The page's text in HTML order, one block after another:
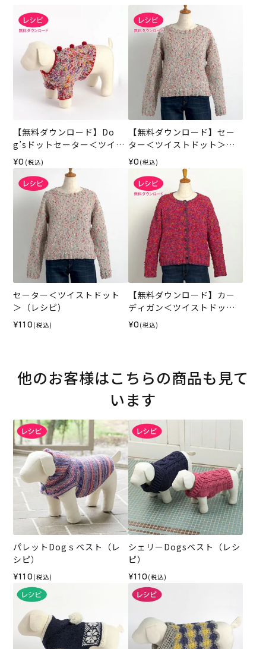
【無料ダウンロード】Do
g’sドットセーター＜ツイス
トドット＞（レシピ）
¥0 (税込)
【無料ダウンロード】セー
ター＜ツイストドット＞
（レシピ）
¥0 (税込)
セーター＜ツイストドット
＞（レシピ）
¥110 (税込)
【無料ダウンロード】カー
ディガン＜ツイストドット
＞（レシピ）
¥0 (税込)
他のお客様はこちらの商品も見て
います
パレットDogｓベスト（レ
シピ）
¥110 (税込)
シェリーDogsベスト（レシ
ピ）
¥110 (税込)